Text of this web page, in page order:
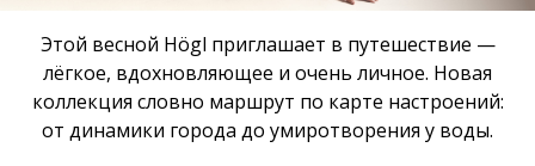
Этой весной Högl приглашает в путешествие —
лёгкое, вдохновляющее и очень личное. Новая
коллекция словно маршрут по карте настроений:
от динамики города до умиротворения у воды.